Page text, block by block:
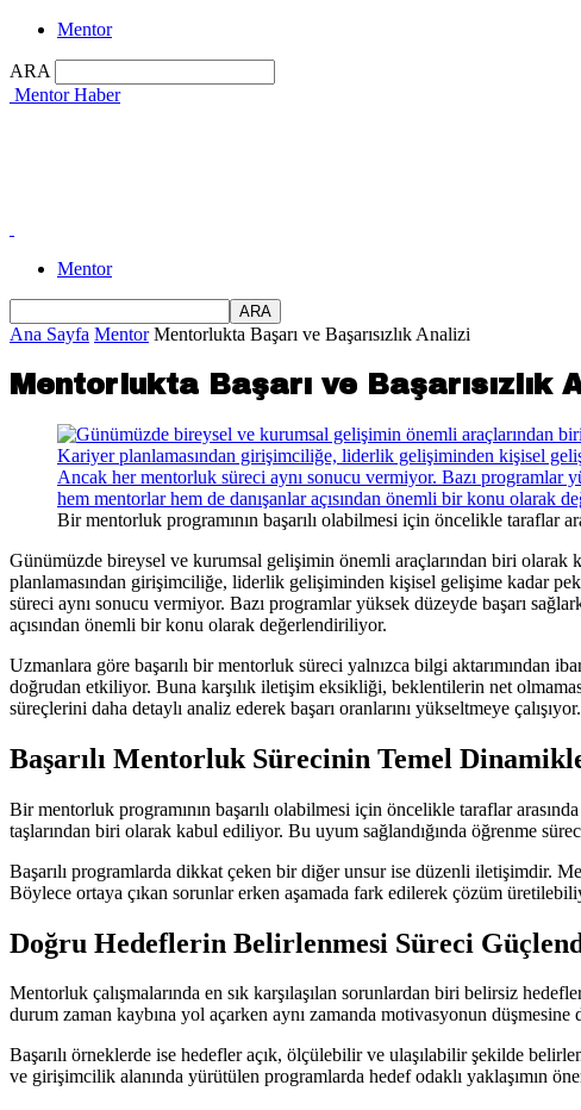
Mentor
ARA
Mentor Haber
Mentor
Ana Sayfa Mentor Mentorlukta Başarı ve Başarısızlık Analizi
Mentorlukta Başarı ve Başarısızlık
Bir mentorluk programının başarılı olabilmesi için öncelikle taraflar
Günümüzde bireysel ve kurumsal gelişimin önemli araçlarından biri olarak
planlamasından girişimciliğe, liderlik gelişiminden kişisel gelişime kadar
süreci aynı sonucu vermiyor. Bazı programlar yüksek düzeyde başarı
açısından önemli bir konu olarak değerlendiriliyor.
Uzmanlara göre başarılı bir mentorluk süreci yalnızca bilgi
doğrudan etkiliyor. Buna karşılık iletişim eksikliği, beklentilerin net
süreçlerini daha detaylı analiz ederek başarı oranlarını yükseltmeye çalışıyor.
Başarılı Mentorluk Sürecinin Temel
Bir mentorluk programının başarılı olabilmesi için öncelikle taraflar
taşlarından biri olarak kabul ediliyor. Bu uyum sağlandığında öğrenme
Başarılı programlarda dikkat çeken bir diğer unsur ise düzenli iletişimdir.
Böylece ortaya çıkan sorunlar erken aşamada fark edilerek çözüm
Doğru Hedeflerin Belirlenmesi Süreci
Mentorluk çalışmalarında en sık karşılaşılan sorunlardan biri belirsiz
durum zaman kaybına yol açarken aynı zamanda motivasyonun düşmesine
Başarılı örneklerde ise hedefler açık, ölçülebilir ve ulaşılabilir şekilde
ve girişimcilik alanında yürütülen programlarda hedef odaklı yaklaşımın